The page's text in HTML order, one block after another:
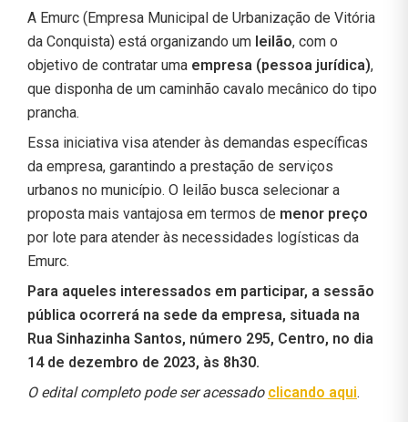
A Emurc (Empresa Municipal de Urbanização de Vitória
da Conquista) está organizando um leilão, com o
objetivo de contratar uma empresa (pessoa jurídica),
que disponha de um caminhão cavalo mecânico do tipo
prancha.
Essa iniciativa visa atender às demandas específicas
da empresa, garantindo a prestação de serviços
urbanos no município. O leilão busca selecionar a
proposta mais vantajosa em termos de menor preço
por lote para atender às necessidades logísticas da
Emurc.
Para aqueles interessados em participar, a sessão
pública ocorrerá na sede da empresa, situada na
Rua Sinhazinha Santos, número 295, Centro, no dia
14 de dezembro de 2023, às 8h30.
O edital completo pode ser acessado clicando aqui.